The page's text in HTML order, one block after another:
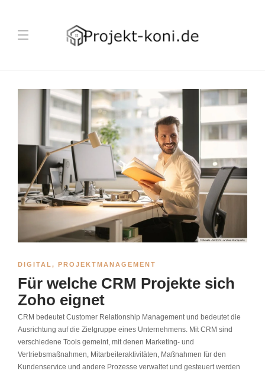
DIGITAL , PROJEKTMANAGEMENT
Für welche CRM Projekte sich
Zoho eignet
CRM bedeutet Customer Relationship Management und bedeutet die
Ausrichtung auf die Zielgruppe eines Unternehmens. Mit CRM sind
verschiedene Tools gemeint, mit denen Marketing- und
Vertriebsmaßnahmen, Mitarbeiteraktivitäten, Maßnahmen für den
Kundenservice und andere Prozesse verwaltet und gesteuert werden